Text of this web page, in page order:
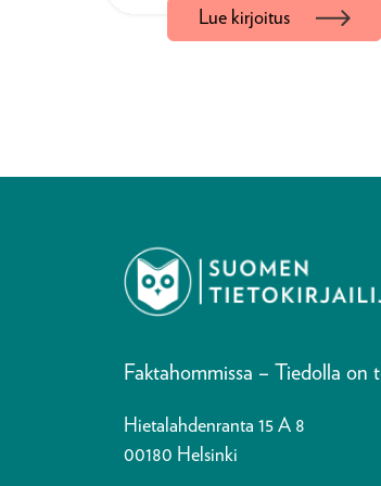
ole kenellekään
hyödyllistä. […]
Lue kirjoitus
Faktahommissa – Tiedolla on
Hietalahdenranta 15 A 8
00180 Helsinki